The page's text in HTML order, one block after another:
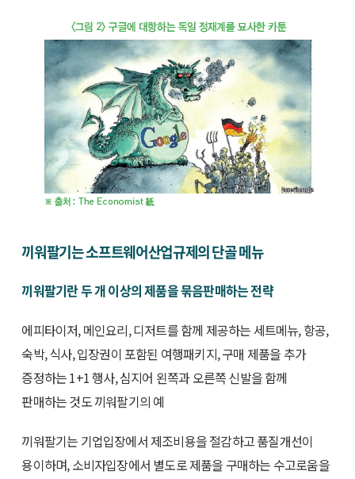
끼워팔기는 소프트웨어산업규제의 단골 메뉴
끼워팔기란 두 개 이상의 제품을 묶음판매하는 전략
에피타이저, 메인요리, 디저트를 함께 제공하는 세트메뉴, 항공,
숙박, 식사, 입장권이 포함된 여행패키지, 구매 제품을 추가
증정하는 1+1 행사, 심지어 왼쪽과 오른쪽 신발을 함께
판매하는 것도 끼워팔기의 예
끼워팔기는 기업입장에서 제조비용을 절감하고 품질개선이
용이하며, 소비자입장에서 별도로 제품을 구매하는 수고로움을